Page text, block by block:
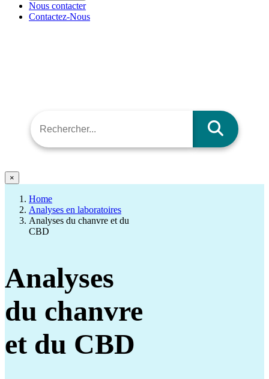
Nous contacter
Contactez-Nous
×
Home
Analyses en laboratoires
Analyses du chanvre et du
CBD
Analyses
du chanvre
et du CBD